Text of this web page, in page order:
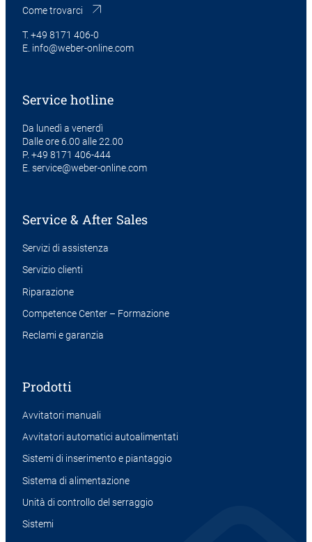
Come trovarci
T. +49 8171 406-0
E. info@weber-online.com
Service hotline
Da lunedì a venerdì
Dalle ore 6.00 alle 22.00
P. +49 8171 406-444
E. service@weber-online.com
Service & After Sales
Servizi di assistenza
Servizio clienti
Riparazione
Competence Center – Formazione
Reclami e garanzia
Prodotti
Avvitatori manuali
Avvitatori automatici autoalimentati
Sistemi di inserimento e piantaggio
Sistema di alimentazione
Unità di controllo del serraggio
Sistemi